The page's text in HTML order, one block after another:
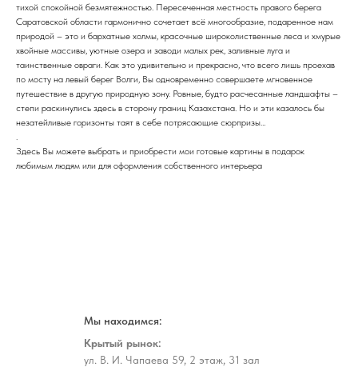
тихой спокойной безмятежностью. Пересеченная местность правого берега
Саратовской области гармонично сочетает всё многообразие, подаренное нам
природой – это и бархатные холмы, красочные широколиственные леса и хмурые
хвойные массивы, уютные озера и заводи малых рек, заливные луга и
таинственные овраги. Как это удивительно и прекрасно, что всего лишь проехав
по мосту на левый берег Волги, Вы одновременно совершаете мгновенное
путешествие в другую природную зону. Ровные, будто расчесанные ландшафты –
степи раскинулись здесь в сторону границ Казахстана. Но и эти казалось бы
незатейливые горизонты таят в себе потрясающие сюрпризы…
.
Здесь Вы можете выбрать и приобрести мои готовые картины в подарок
любимым людям или для оформления собственного интерьера
Крытый рынок:
ул. В. И. Чапаева 59, 2 этаж, 31 зал
Мы находимся: